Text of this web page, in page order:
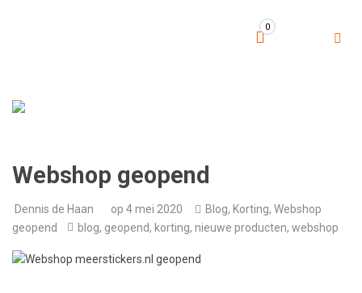
0
Webshop geopend
Dennis de Haan op 4 mei 2020 Blog, Korting, Webshop
geopend
blog, geopend, korting, nieuwe producten, webshop